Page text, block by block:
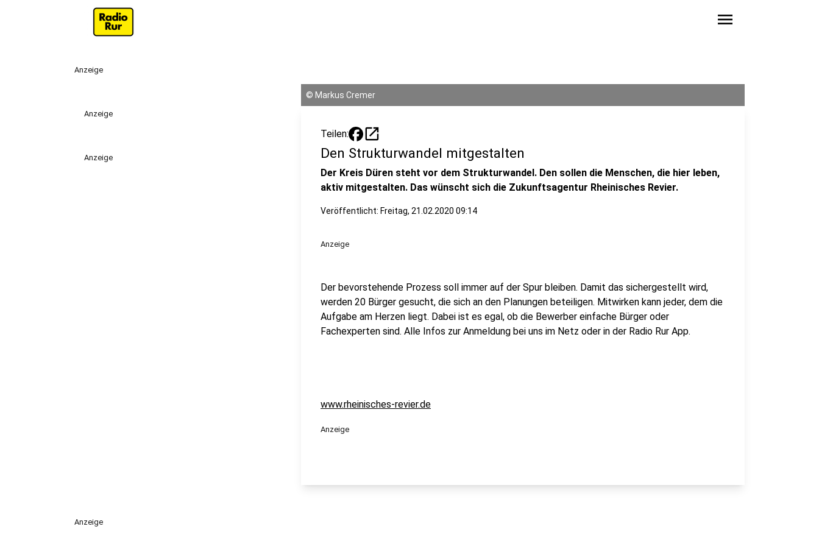
menu
Anzeige
Anzeige
Anzeige
© Markus Cremer
Teilen: open_in_new
Den Strukturwandel mitgestalten
Der Kreis Düren steht vor dem Strukturwandel. Den sollen die Menschen, die hier leben,
aktiv mitgestalten. Das wünscht sich die Zukunftsagentur Rheinisches Revier.
Veröffentlicht: Freitag, 21.02.2020 09:14
Anzeige
Der bevorstehende Prozess soll immer auf der Spur bleiben. Damit das sichergestellt wird,
werden 20 Bürger gesucht, die sich an den Planungen beteiligen. Mitwirken kann jeder, dem die
Aufgabe am Herzen liegt. Dabei ist es egal, ob die Bewerber einfache Bürger oder
Fachexperten sind. Alle Infos zur Anmeldung bei uns im Netz oder in der Radio Rur App.
www.rheinisches-revier.de
Anzeige
Anzeige